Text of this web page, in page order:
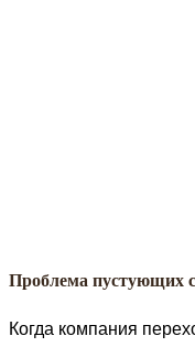
Проблема пустующих
Когда компания